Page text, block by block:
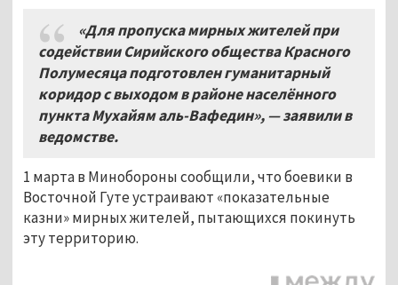
«Для пропуска мирных жителей при
содействии Сирийского общества Красного
Полумесяца подготовлен гуманитарный
коридор с выходом в районе населённого
пункта Мухайям аль-Вафедин», — заявили в
ведомстве.
1 марта в Минобороны сообщили, что боевики в
Восточной Гуте устраивают «показательные
казни» мирных жителей, пытающихся покинуть
эту территорию.